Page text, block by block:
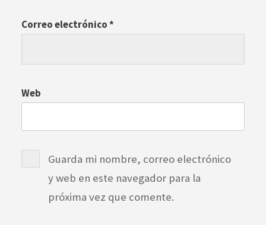
Correo electrónico*
Web
Guarda mi nombre, correo electrónico
y web en este navegador para la
próxima vez que comente.